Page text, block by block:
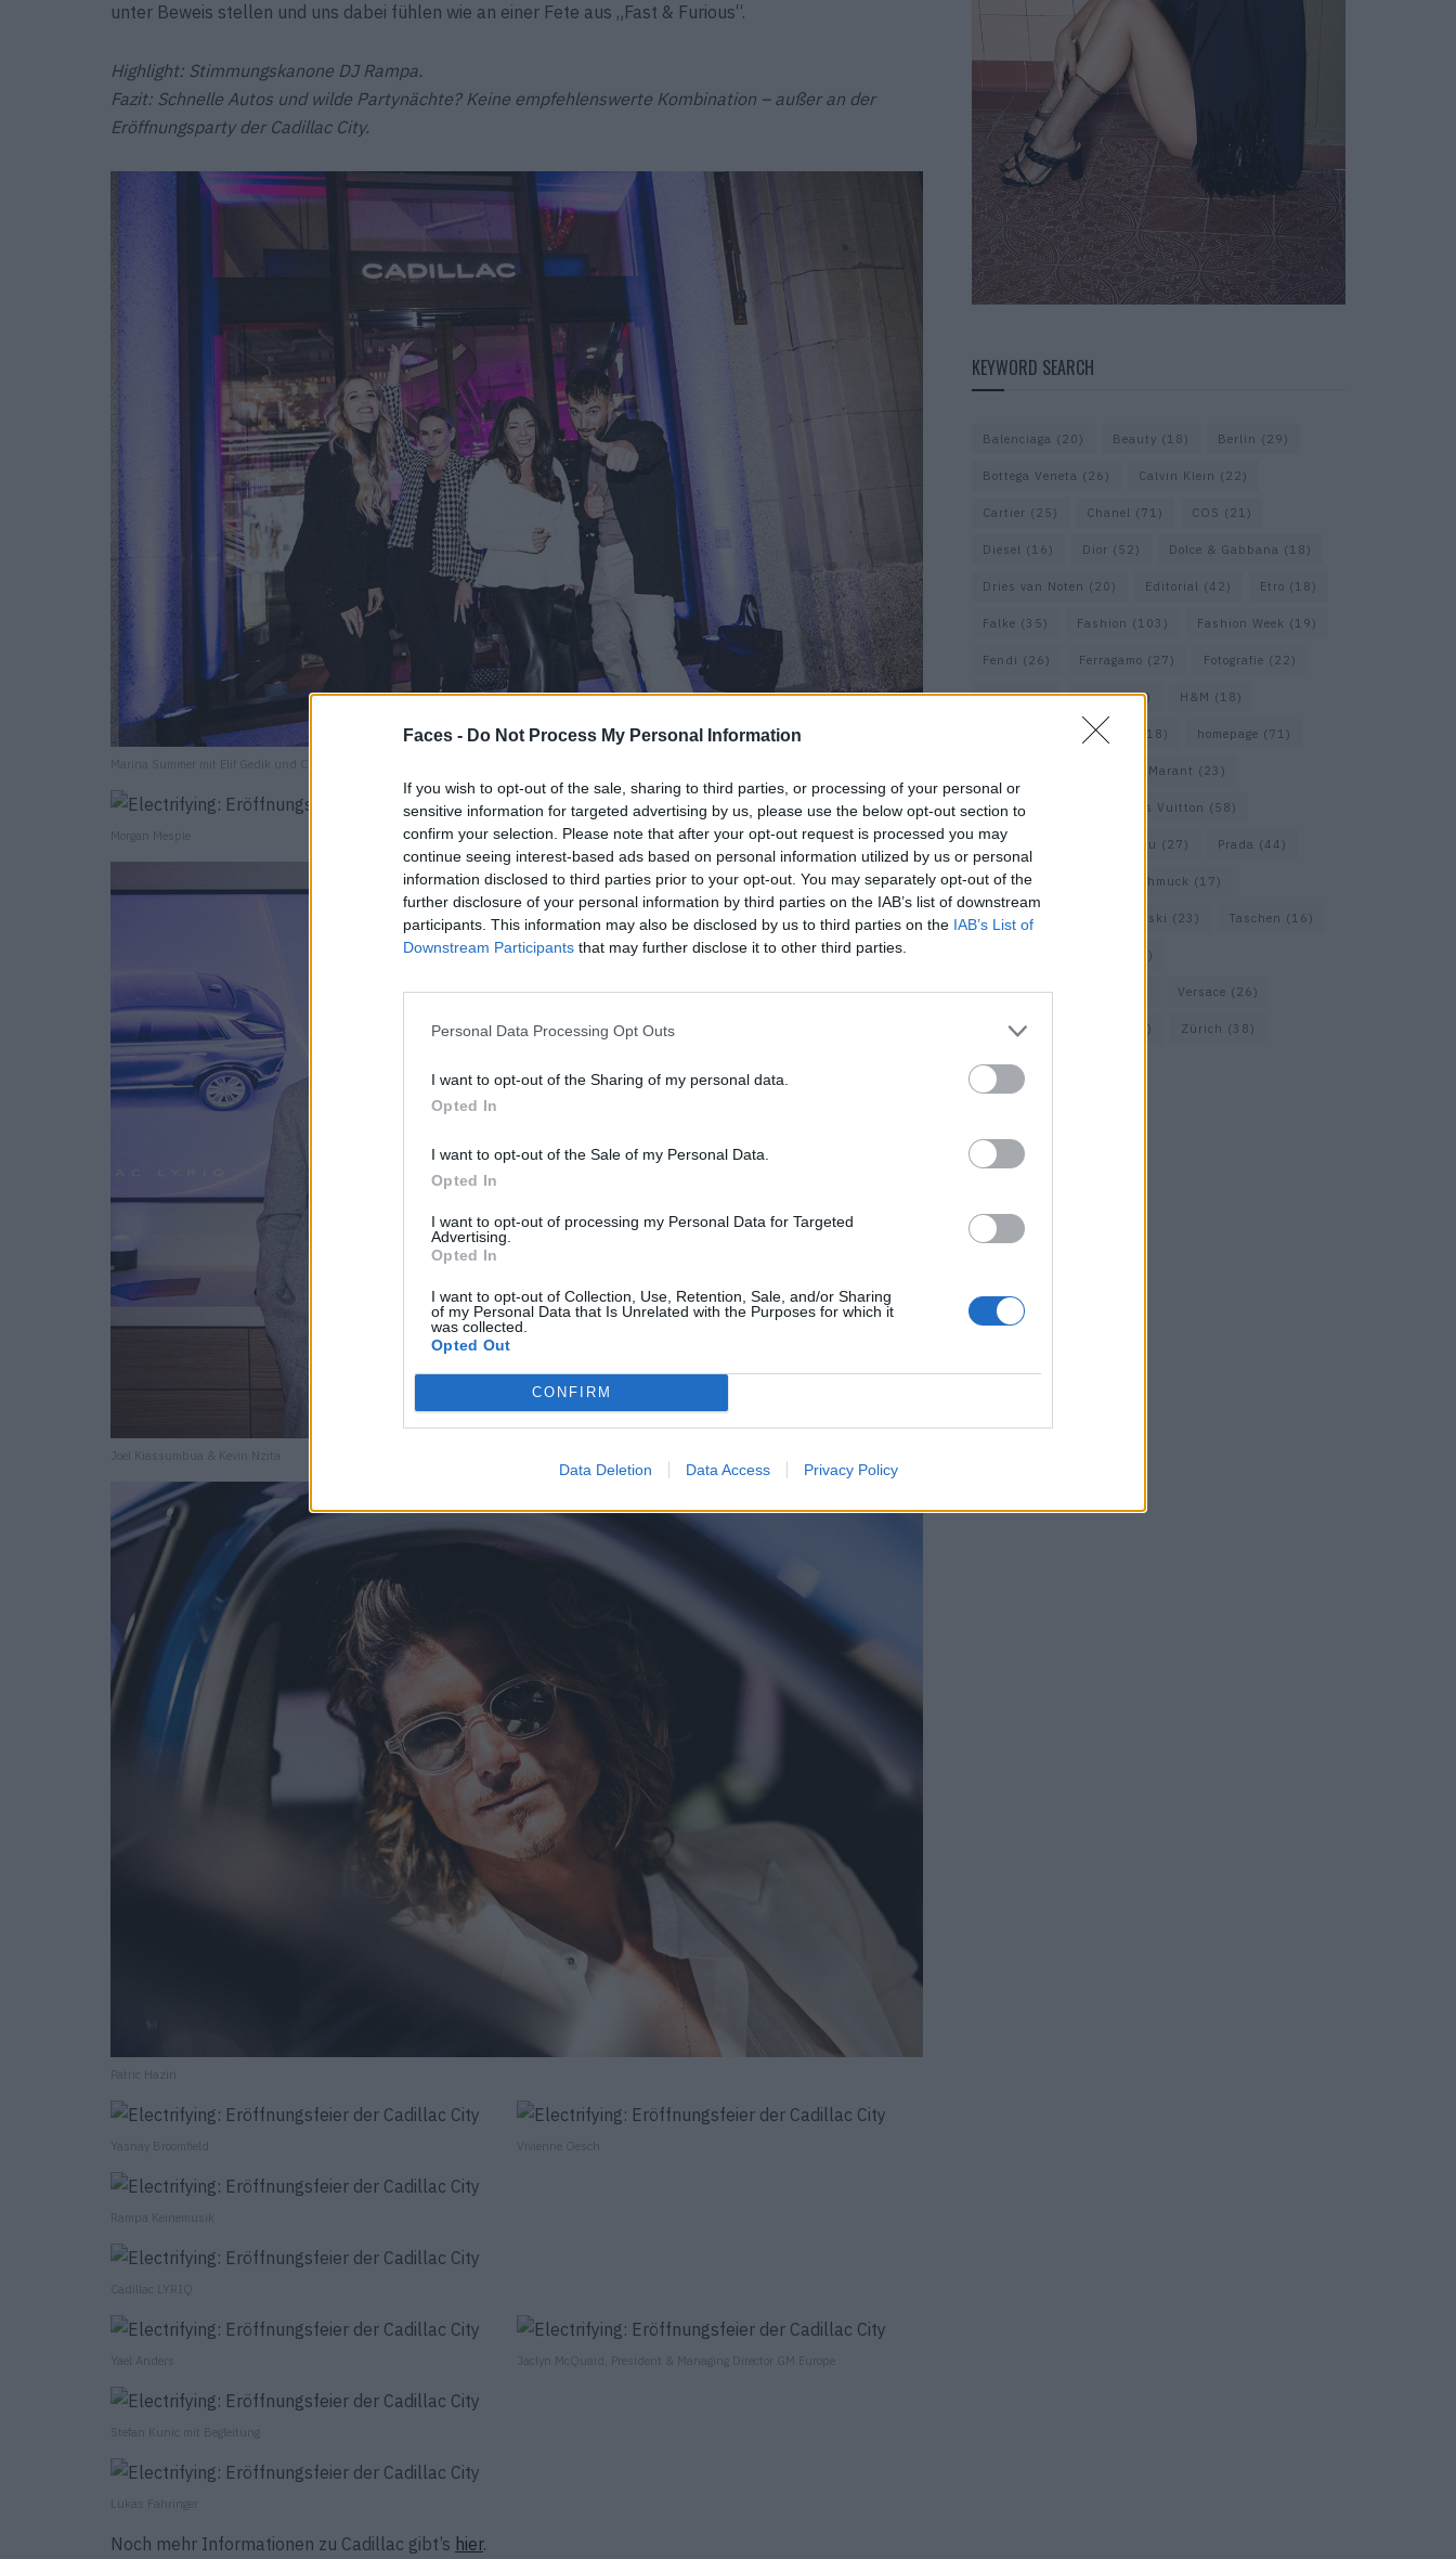
Faces - Do Not Process My Personal Information
If you wish to opt-out of the sale, sharing to third parties, or processing of your personal or
sensitive information for targeted advertising by us, please use the below opt-out section to
confirm your selection. Please note that after your opt-out request is processed you may
continue seeing interest-based ads based on personal information utilized by us or personal
information disclosed to third parties prior to your opt-out. You may separately opt-out of the
further disclosure of your personal information by third parties on the IAB’s list of downstream
participants. This information may also be disclosed by us to third parties on the IAB’s List of
Downstream Participants that may further disclose it to other third parties.
Personal Data Processing Opt Outs
I want to opt-out of the Sharing of my personal data.
Opted In
I want to opt-out of the Sale of my Personal Data.
Opted In
I want to opt-out of processing my Personal Data for Targeted
Advertising.
Opted In
I want to opt-out of Collection, Use, Retention, Sale, and/or Sharing
of my Personal Data that Is Unrelated with the Purposes for which it
was collected.
Opted Out
CONFIRM
Data Deletion Data Access Privacy Policy
unter Beweis stellen und uns dabei fühlen wie an einer Fete aus „Fast & Furious“.
Highlight: Stimmungskanone DJ Rampa.
Fazit: Schnelle Autos und wilde Partynächte? Keine empfehlenswerte Kombination – außer an der
Eröffnungsparty der Cadillac City.
Marina Summer mit Elif Gedik und Clique
Morgan Mesple Zoe Pastelle
Joel Kiassumbua & Kevin Nzita
Patric Haziri
Yasnay Broomfield
Rampa Keinemusik
Cadillac LYRIQ
Yael Anders Jaclyn McQuaid, President & Managing Director GM Europe
Stefan Kunic mit Begleitung
Lukas Fahringer
Noch mehr Informationen zu Cadillac gibt’s hier.
KEYWORD SEARCH
Balenciaga (20) Beauty (18) Berlin (29)
Bottega Veneta (26) Calvin Klein (22)
Cartier (25) Chanel (71) COS (21)
Diesel (16) Dior (52) Dolce & Gabbana (18)
Dries van Noten (20) Editorial (42) Etro (18)
Falke (35) Fashion (103) Fashion Week (19)
Fendi (26) Ferragamo (27) Fotografie (22)
Gucci(69) Guess(17) H&M (18)
Hermès (18) homepage (71)
Isabel Marant (23)
Jimmy Choo Louis Vuitton (58)
Max Mara Miu Miu (27) Prada (44)
Saint Laurent Schmuck (17)
Sportmax Swarovski (23) Taschen (16)
(33)
Vacheron Constantin Versace (26)
Wolford (18) Zürich (38)